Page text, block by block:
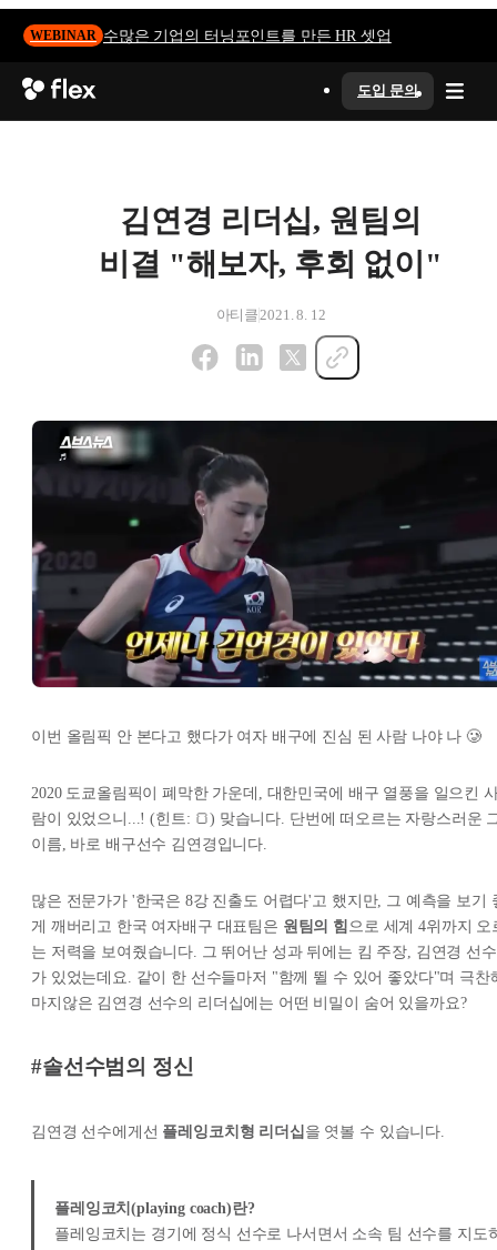
WEBINAR 수많은 기업의 터닝포인트를 만든 HR 셋업
도입 문의
김연경 리더십, 원팀의
비결 "해보자, 후회 없이"
아티클 2021. 8. 12
이번 올림픽 안 본다고 했다가 여자 배구에 진심 된 사람 나야 나 🥲
2020 도쿄올림픽이 폐막한 가운데, 대한민국에 배구 열풍을 일으킨
람이 있었으니...! (힌트: 🍞) 맞습니다. 단번에 떠오르는 자랑스러운
이름, 바로 배구선수 김연경입니다.
많은 전문가가 '한국은 8강 진출도 어렵다'고 했지만, 그 예측을 보기
게 깨버리고 한국 여자배구 대표팀은 원팀의 힘 으로 세계 4위까지 오
는 저력을 보여줬습니다. 그 뛰어난 성과 뒤에는 킴 주장, 김연경 선수
가 있었는데요. 같이 한 선수들마저 "함께 뛸 수 있어 좋았다"며 극찬
마지않은 김연경 선수의 리더십에는 어떤 비밀이 숨어 있을까요?
#솔선수범의 정신
김연경 선수에게선 플레잉코치형 리더십 을 엿볼 수 있습니다.
플레잉코치(playing coach)란?
플레잉코치는 경기에 정식 선수로 나서면서 소속 팀 선수를 지도